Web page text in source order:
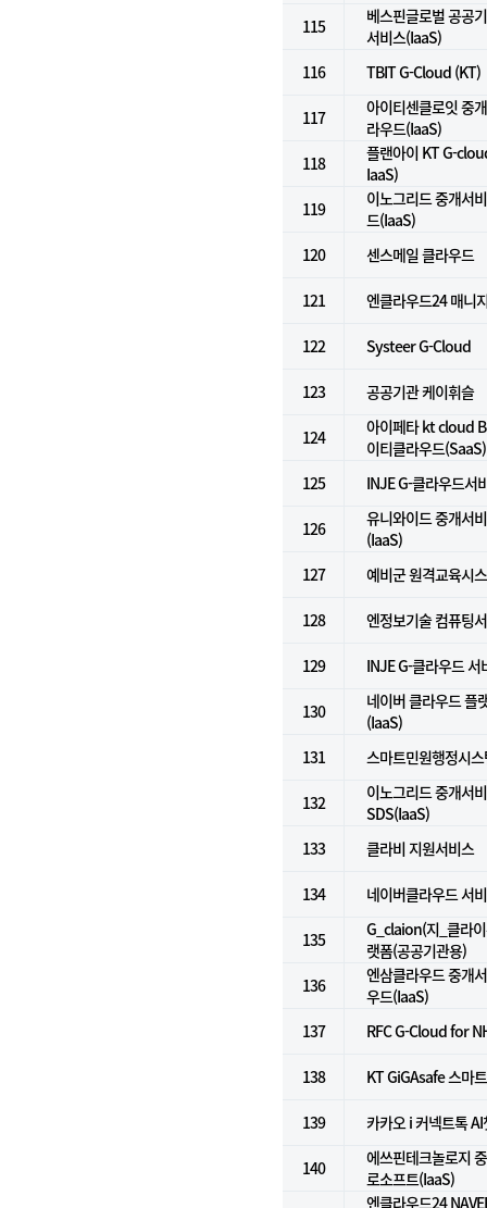
115
베스핀글로벌 공공
서비스(IaaS)
116
TBIT G-Cloud (KT)
117
아이티센클로잇 중
라우드(IaaS)
118
플랜아이 KT G-
IaaS)
119
이노그리드 중개서
드(IaaS)
120
센스메일 클라우드
121 엔클라우드24 매니
122 Systeer G-Cloud
123 공공기관 케이휘슬
124
아이페타 kt cloud
이티클라우드(SaaS)
125
INJE G-클라우드서
126
유니와이드 중개서
(IaaS)
127
예비군 원격교육시
128 엔정보기술 컴퓨팅
129 INJE G-클라우드 서
130
네이버 클라우드 플
(IaaS)
131
스마트민원행정시
132
이노그리드 중개서
SDS(IaaS)
133
클라비 지원서비스
134 네이버클라우드 서
135
G_claion(지_클라
랫폼(공공기관용)
136
엔삼클라우드 중개
우드(IaaS)
137
RFC G-Cloud for
138 KT GiGAsafe 스마
139 카카오 i 커넥트톡 AI
140
에쓰핀테크놀로지
로소프트(IaaS)
엔클라우드24